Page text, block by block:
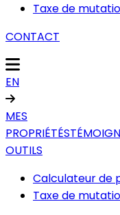
Taxe de
CONTACT
EN
MES
PROPRIÉTÉS
OUTILS
Calculateur de
Taxe de